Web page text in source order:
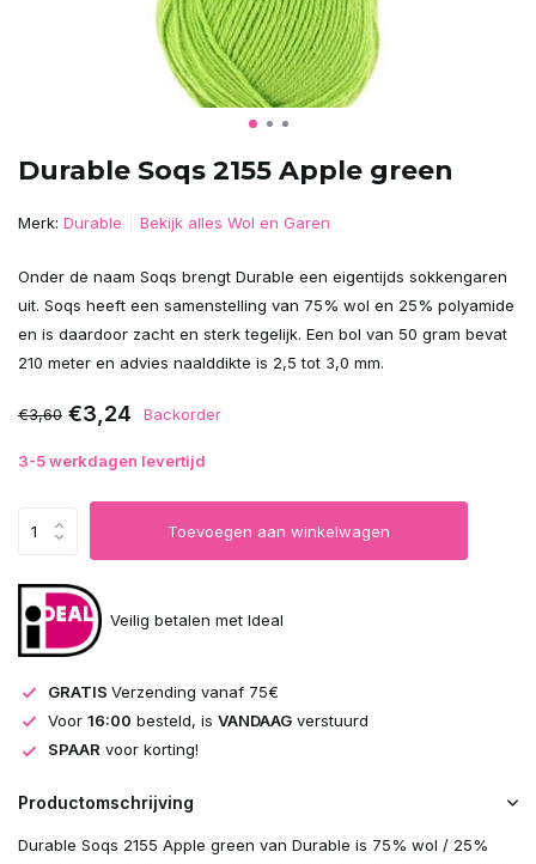
Durable Soqs 2155 Apple green
Merk: Durable Bekijk alles Wol en Garen
Onder de naam Soqs brengt Durable een eigentijds sokkengaren
uit. Soqs heeft een samenstelling van 75% wol en 25% polyamide
en is daardoor zacht en sterk tegelijk. Een bol van 50 gram bevat
210 meter en advies naalddikte is 2,5 tot 3,0 mm.
€3,60 €3,24 Backorder
3-5 werkdagen levertijd
Toevoegen aan winkelwagen
Veilig betalen met Ideal
GRATIS Verzending vanaf 75€
Voor 16:00 besteld, is VANDAAG verstuurd
SPAAR voor korting!
Productomschrijving
Durable Soqs 2155 Apple green van Durable is 75% wol / 25%